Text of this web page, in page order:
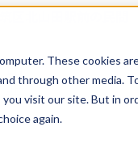
These cookies
through other media.
visit our site. But in
again.
EN
JP